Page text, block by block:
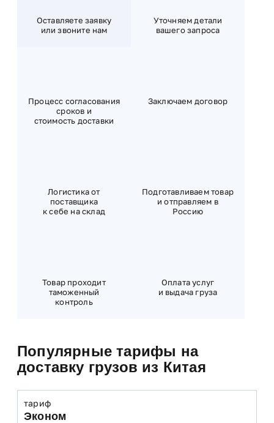
Оставляете заявку
или звоните нам
Уточняем детали
вашего запроса
Процесс согласования
сроков и
стоимость доставки
Заключаем договор
Логистика от
поставщика
к себе на склад
Подготавливаем товар
и отправляем в
Россию
Товар проходит
таможенный
контроль
Оплата услуг
и выдача груза
Популярные тарифы на
доставку грузов из Китая
тариф
Эконом